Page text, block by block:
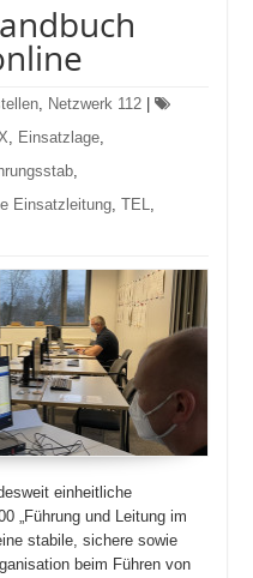
, Netzwerk 112
, Einsatzlage,
,
Einsatzleitung,TEL,
einheitliche
„Führung und Leitung im
stabile, sichere sowie
beim Führen von